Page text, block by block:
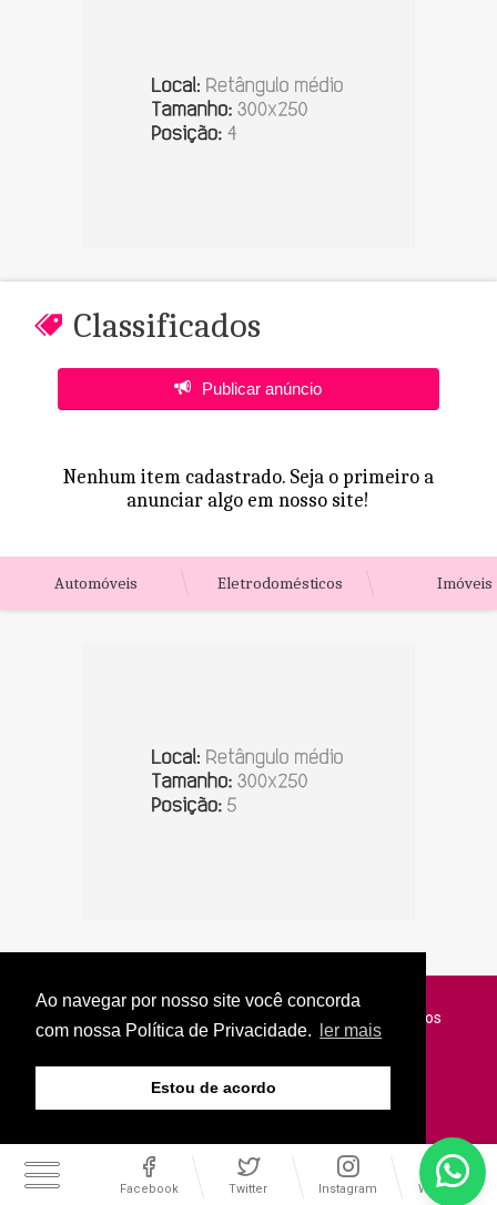
Ao navegar por nosso site você concorda
com nossa Política de Privacidade.
ler mais
Estou de acordo
Facebook Twitter Instagram WhatsApp
Classificados
Publicar anúncio
Nenhum item cadastrado. Seja o primeiro a
anunciar algo em nosso site!
Automóveis Eletrodomésticos Imóveis
© Copyright 2026 - Jornal do Interior - Todos os direitos
reservados